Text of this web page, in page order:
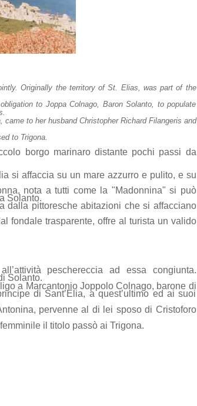
Originally the territory of St. Elias, was part of the
to Joppa Colnago, Baron Solanto, to populate
to her husband Christopher Richard Filangeris and
to Trigona.
borgo marinaro distante pochi passi da
si affaccia su un mare azzurro e pulito, e su
nota a tutti come la "Madonnina" si può
Solanto.
dalla pittoresche abitazioni che si affacciano
fondale trasparente, offre al turista un valido
peschereccia ad essa congiunta.
Solanto.
a Marcantonio Joppolo Colnago, barone di
di Sant’Elia, a quest’ultimo ed ai suoi
pervenne al di lei sposo di Cristoforo
il titolo passò ai Trigona.